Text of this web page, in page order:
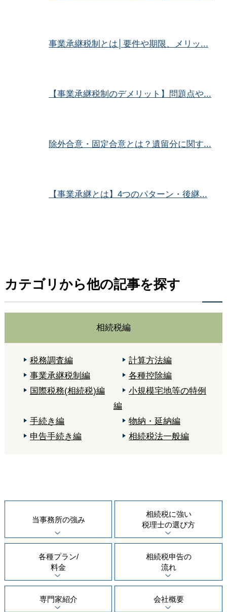
事業承継税制とは│要件や期限、メリッ...
【事業承継税制のデメリット】問題点や...
除外合意・固定合意とは？遺留分に関す...
【事業承継とは】4つのパターン・後継...
カテゴリから他の記事を探す
相続税編
税務調査編
計算方法編
事業承継税制編
各種控除編
国際税務(相続税)編
小規模宅地等の特例
編
手続き編
物納・延納編
申告手続き編
相続税法一般編
当事務所の強み
相続税に強い
税理士の選び方
各種プラン/
料金
相続税申告の
流れ
専門家紹介 会社概要